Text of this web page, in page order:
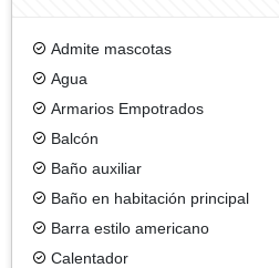
Admite mascotas
Agua
Armarios Empotrados
Balcón
Baño auxiliar
Baño en habitación principal
Barra estilo americano
Calentador